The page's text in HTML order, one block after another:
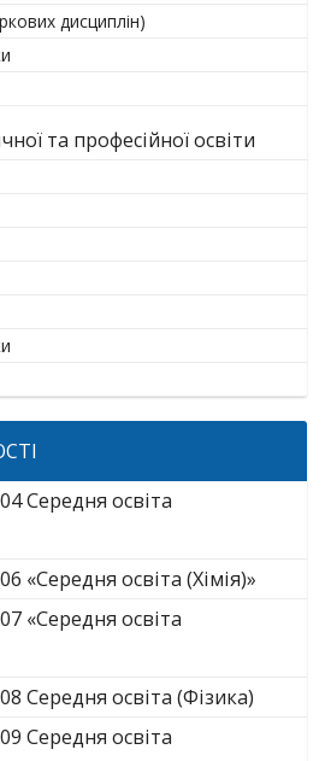
дисциплін)
та професійної освіти
Середня освіта
«Середня освіта (Хімія)»
«Середня освіта
Середня освіта (Фізика)
Середня освіта